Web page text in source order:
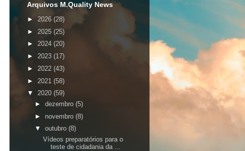
Arquivos M.Quality News
► 2026 (28)
► 2025 (25)
► 2024 (20)
► 2023 (17)
► 2022 (43)
► 2021 (58)
▼ 2020 (59)
►dezembro(5)
► novembro(8)
▼outubro(8)
Vídeos preparatórios para o
teste de cidadania da ...